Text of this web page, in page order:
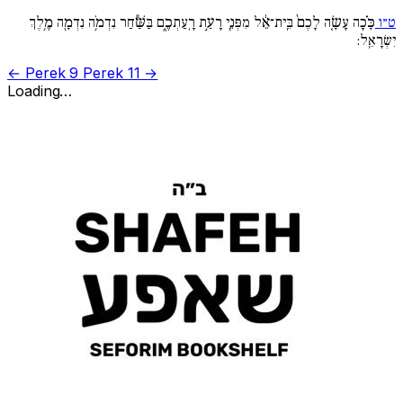
ט״ו כָּ֗כָה עָשָׂ֚ה לָכֶם֙ בֵּֽית־אֵ֔ל מִפְּנֵ֖י רָעַ֣ת רָֽעַתְכֶ֑ם בַּשַּׁ֕חַר נִדְמֹ֥ה נִדְמָ֖ה מֶ֥לֶךְ
יִשְׂרָאֵֽל:
← Perek 9 Perek 11 →
Loading…